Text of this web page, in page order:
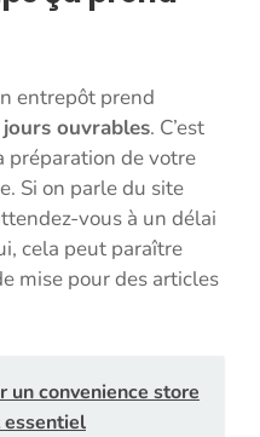
entrepôt prend
ouvrables. C’est
préparation de votre
Si on parle du site
vous à un délai
cela peut paraître
mise pour des articles
un convenience store
essentiel